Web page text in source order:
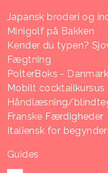
Japansk broderi og
Minigolf på Bakken
Kender du typen?
Fægtning
PolterBoks -
Mobilt cocktailkursus
Håndlæsning/
Franske Færdigheder
Italiensk for
Guides